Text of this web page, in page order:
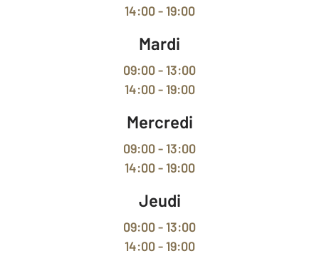
14:00 - 19:00
Mardi
09:00 - 13:00
14:00 - 19:00
Mercredi
09:00 - 13:00
14:00 - 19:00
Jeudi
09:00 - 13:00
14:00 - 19:00